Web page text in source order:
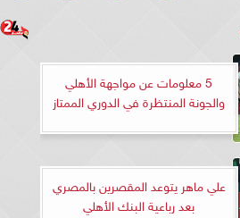
5 معلومات عن مواجهة الأهلي
والجونة المنتظرة في الدوري الممتاز
علي ماهر يتوعد المقصرين بالمصري
بعد رباعية البنك الأهلي